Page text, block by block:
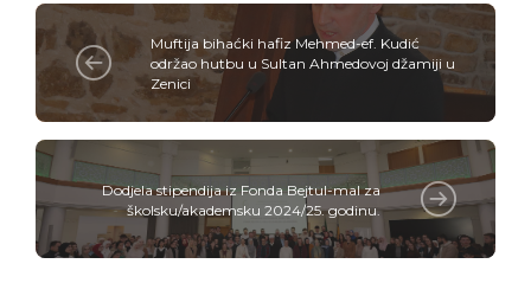
Muftija bihaćki hafiz Mehmed-ef. Kudić
održao hutbu u Sultan Ahmedovoj džamiji u
Zenici
Dodjela stipendija iz Fonda Bejtul-mal za
školsku/akademsku 2024/25. godinu.